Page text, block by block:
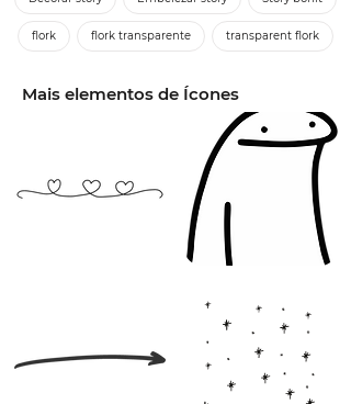
flork flork transparente transparent flork
Mais elementos de Ícones